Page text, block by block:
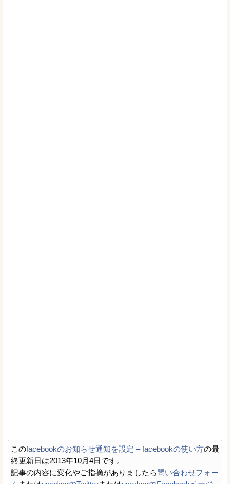
このfacebookのお知らせ通知を設定 – facebookの使い方の最
終更新日は2013年10月4日です。
記事の内容に変化やご指摘がありましたら 問い合わせフォー